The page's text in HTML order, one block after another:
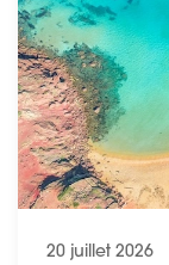
20 juillet 2026